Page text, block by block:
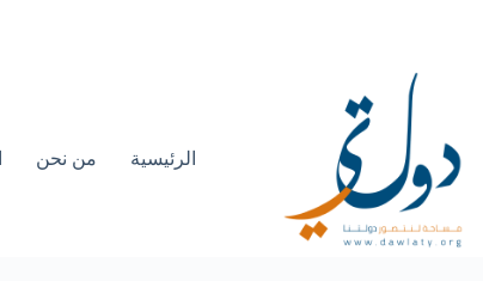
الرئيسية من نحن